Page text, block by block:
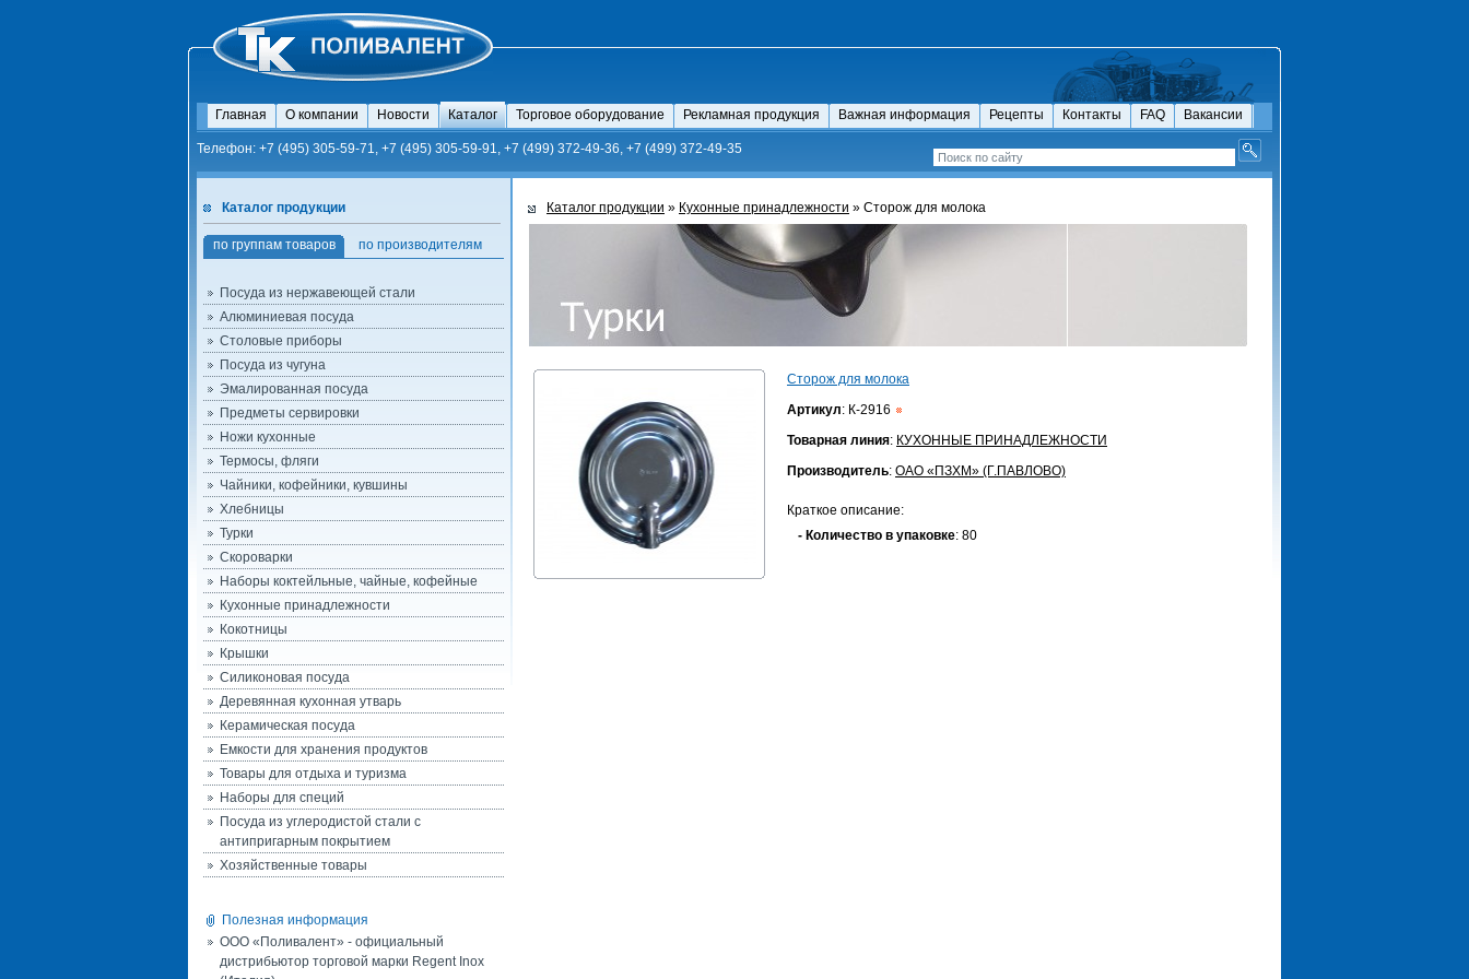
Главная О компании Новости Каталог Торговое оборудование Рекламная продукция Важная информация Рецепты Контакты FAQ Вакансии
Телефон: +7 (495) 305-59-71, +7 (495) 305-59-91, +7 (499) 372-49-36, +7 (499) 372-49-35
Каталог продукции
по группам товаров по производителям
Посуда из нержавеющей стали
Алюминиевая посуда
Столовые приборы
Посуда из чугуна
Эмалированная посуда
Предметы сервировки
Ножи кухонные
Термосы, фляги
Чайники, кофейники, кувшины
Хлебницы
Турки
Скороварки
Наборы коктейльные, чайные, кофейные
Кухонные принадлежности
Кокотницы
Крышки
Силиконовая посуда
Деревянная кухонная утварь
Керамическая посуда
Емкости для хранения продуктов
Товары для отдыха и туризма
Наборы для специй
Посуда из углеродистой стали с
антипригарным покрытием
Хозяйственные товары
Полезная информация
ООО «Поливалент» - официальный
дистрибьютор торговой марки Regent Inox
Каталог продукции » Кухонные принадлежности » Сторож для молока
Сторож для молока
Артикул: К-2916
Товарная линия: КУХОННЫЕ ПРИНАДЛЕЖНОСТИ
Производитель: ОАО «ПЗХМ» (Г.ПАВЛОВО)
Краткое описание:
- Количество в упаковке: 80